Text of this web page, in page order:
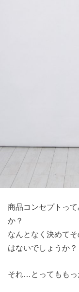
商品コンセプトっ
か？
なんとなく決めて
はないでしょうか？
それ…とってももっ